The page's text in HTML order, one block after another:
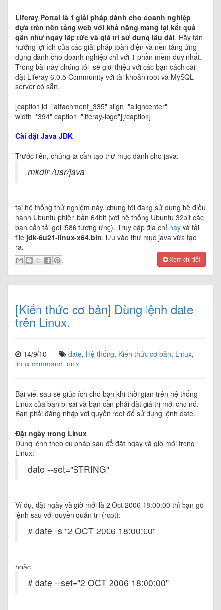
Liferay Portal là 1 giải pháp dành cho doanh nghiệp
dựa trên nền tảng web với khả năng mang lại kết quả
gần như ngay lập tức và giá trị sử dụng lâu dài. Hãy tận
hưởng lợi ích của các giải pháp toàn diện và nền tảng ứng
dụng dành cho doanh nghiệp chỉ với 1 phần mềm duy nhất.
Trong bài này chúng tôi sẽ giới thiệu với các bạn cách cài
đặt Liferay 6.0.5 Community với tài khoản root và MySQL
server có sẵn.
[caption id="attachment_335" align="aligncenter"
width="394" caption="liferay-logo"][/caption]
Cài đặt Java JDK
Trước tiên, chúng ta cần tạo thư mục dành cho java:
mkdir /usr/java
tại hệ thống thử nghiệm này, chúng tôi đang sử dụng hệ điều
hành Ubuntu phiên bản 64bit (với hệ thống Ubuntu 32bit các
bạn cần tải gói i586 tương ứng). Truy cập địa chỉ này và tải
file jdk-6u21-linux-x64.bin, lưu vào thư mục java vừa tạo
ra.
Xem chi tiết
[Kiến thức cơ bản] Dùng lệnh date
trên Linux.
14/9/10 date, Hệ thống, Kiến thức cơ bản, Linux,
linux command, unix
Bài viết sau sẽ giúp ích cho bạn khi thời gian trên hệ thống
Linux của bạn bị sai và bạn cần phải đặt giá trị mới cho nó.
Bạn phải đăng nhập với quyền root để sử dụng lệnh date.
Đặt ngày trong Linux
Dùng lệnh theo cú pháp sau để đặt ngày và giờ mới trong
Linux:
date --set="STRING"
Ví dụ, đặt ngày và giờ mới là 2 Oct 2006 18:00:00 thì bạn gõ
lệnh sau với quyền quản tri (root):
# date -s "2 OCT 2006 18:00:00"
hoặc
# date --set="2 OCT 2006 18:00:00"